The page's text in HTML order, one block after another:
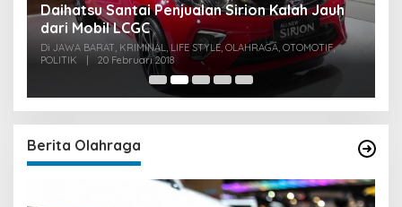
Daihatsu Santai Penjualan Sirion Kalah Jauh
dari Mobil LCGC
Di JAWA BARAT, KRIMINAL, LIFE STYLE, OLAHRAGA, OTOMOTIF,
POLITIK
20 Februari 2018
Berita Olahraga